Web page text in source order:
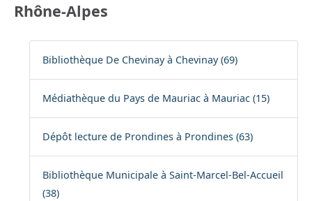
Rhône-Alpes
Bibliothèque De Chevinay à Chevinay (69)
Médiathèque du Pays de Mauriac à Mauriac (15)
Dépôt lecture de Prondines à Prondines (63)
Bibliothèque Municipale à Saint-Marcel-Bel-Accueil
(38)